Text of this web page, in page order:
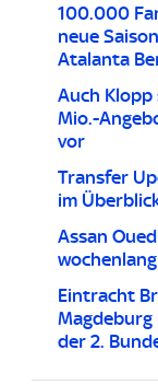
100.000
neue
Atalanta
Auch
Mio.-
vor
Transfer
im
Assan
wochenlang
Eintracht
Magdeburg
der 2.